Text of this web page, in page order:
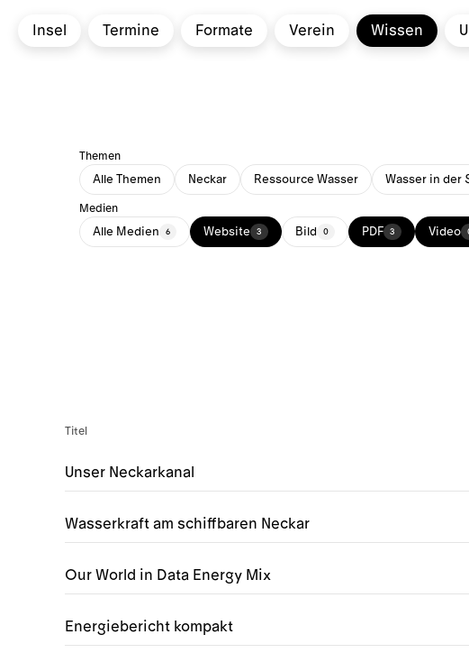
Insel Termine Formate Verein Wissen
Themen
Alle Themen Neckar Ressource Wasser Wasser in der
Medien
Alle Medien 6 Website 3 Bild 0 PDF 3 Video
Titel
Unser Neckarkanal
Wasserkraft am schiffbaren Neckar
Our World in Data Energy Mix
Energiebericht kompakt